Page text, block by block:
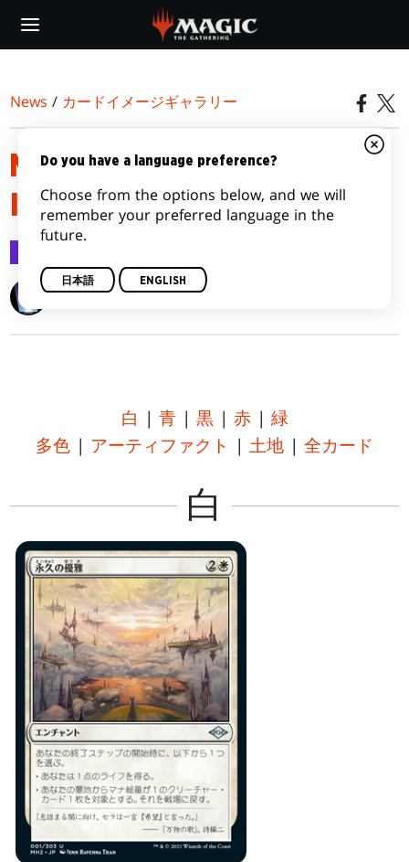
main
News / カードイメージギャラリー
MODERN HORIZONS 2 CARD
IMAGE GALLERY
Wizards of the Coast
白 | 青| 黒| 赤| 緑
多色 | アーティファクト | 土地 | 全カード
白
Do you have a language preference?
Choose from the options below, and we will
remember your preferred language in the
future.
日本語 ENGLISH